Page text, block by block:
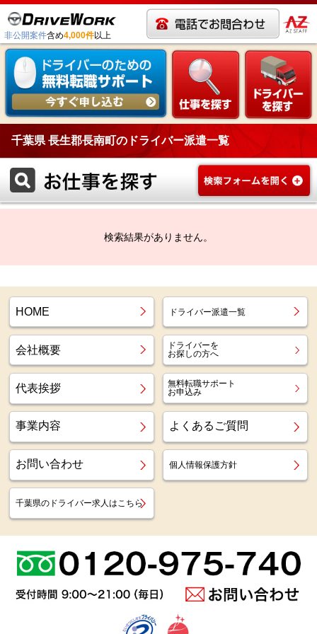
非公開案件含め4,000件以上
千葉県 長生郡長南町のドライバー派遣一覧
検索結果がありません。
HOME ドライバー派遣一覧
会社概要
ドライバーを
お探しの方へ
代表挨拶
無料転職サポート
お申込み
事業内容 よくあるご質問
お問い合わせ 個人情報保護方針
千葉県のドライバー求人はこちら